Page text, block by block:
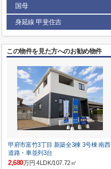
国母
身延線 甲斐住吉
この物件を見た方へのお勧め物件
甲府市富竹3丁目 新築全3棟 3号棟 南西
道路・車並列3台
2,680万円 4LDK/107.72㎡